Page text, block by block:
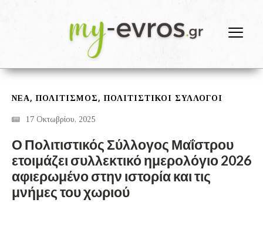
ΝΕΑ,ΠΟΛΙΤΙΣΜΟΣ ,ΠΟΛΙΤΙΣΤΙΚΟΙ ΣΥΛΛΟΓΟΙ
17 Οκτωβρίου, 2025
Ο Πολιτιστικός Σύλλογος Μαΐστρου
ετοιμάζει συλλεκτικό ημερολόγιο 2026
αφιερωμένο στην ιστορία και τις
μνήμες του χωριού